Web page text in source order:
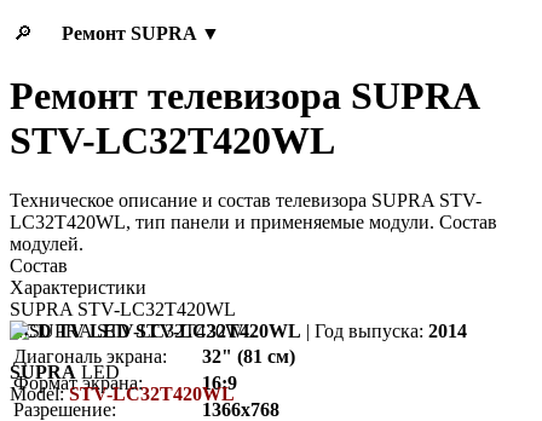
🔎 Ремонт SUPRA ▼
Ремонт телевизора SUPRA
STV-LC32T420WL
Техническое описание и состав телевизора SUPRA STV-
LC32T420WL, тип панели и применяемые модули. Состав
модулей.
Состав
Характеристики
SUPRA STV-LC32T420WL
LCD TV LED STV-LC32T420WL | Год выпуска: 2014
Диагональ экрана:
32" (81 см)
Формат экрана:
16:9
Разрешение:
1366x768
SUPRA LED
Model:STV-LC32T420WL